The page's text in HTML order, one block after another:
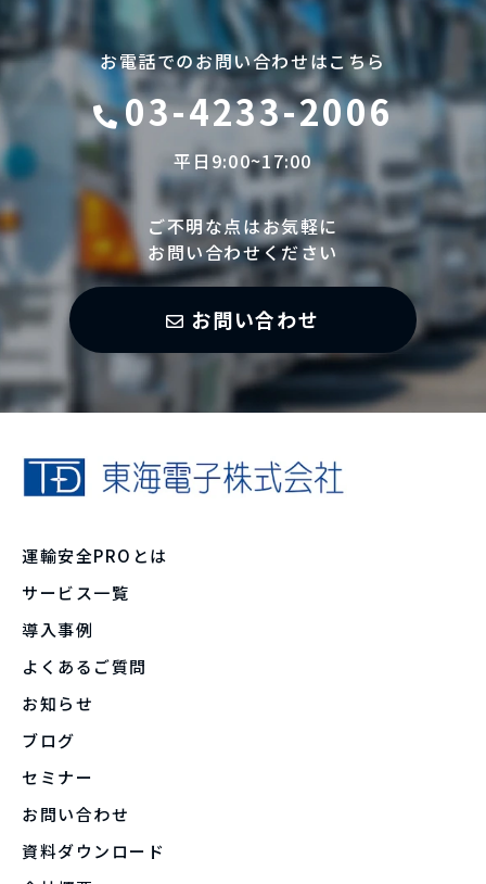
お電話でのお問い合わせはこちら
03-4233-2006
平日9:00~17:00
ご不明な点はお気軽に
お問い合わせください
お問い合わせ
運輸安全PROとは
サービス一覧
導入事例
よくあるご質問
お知らせ
ブログ
セミナー
お問い合わせ
資料ダウンロード